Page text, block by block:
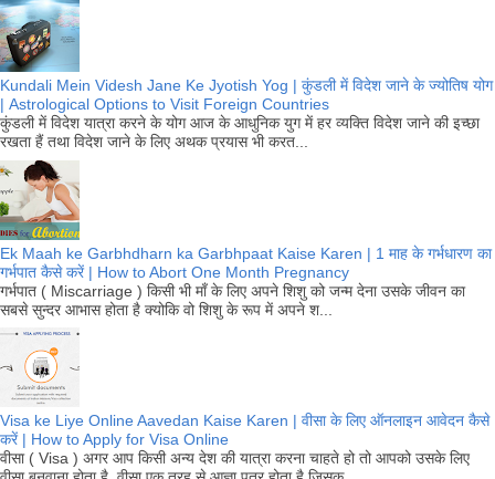
Kundali Mein Videsh Jane Ke Jyotish Yog | कुंडली में विदेश जाने के ज्योतिष योग
| Astrological Options to Visit Foreign Countries
कुंडली में विदेश यात्रा करने के योग आज के आधुनिक युग में हर व्यक्ति विदेश जाने की इच्छा
रखता हैं तथा विदेश जाने के लिए अथक प्रयास भी करत...
Ek Maah ke Garbhdharn ka Garbhpaat Kaise Karen | 1 माह के गर्भधारण का
गर्भपात कैसे करें | How to Abort One Month Pregnancy
गर्भपात ( Miscarriage ) किसी भी माँ के लिए अपने शिशु को जन्म देना उसके जीवन का
सबसे सुन्दर आभास होता है क्योकि वो शिशु के रूप में अपने श...
Visa ke Liye Online Aavedan Kaise Karen | वीसा के लिए ऑनलाइन आवेदन कैसे
करें | How to Apply for Visa Online
वीसा ( Visa ) अगर आप किसी अन्य देश की यात्रा करना चाहते हो तो आपको उसके लिए